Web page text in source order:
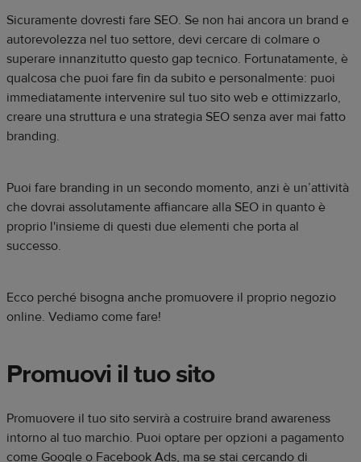
Sicuramente dovresti fare SEO. Se non hai ancora un brand e
autorevolezza nel tuo settore, devi cercare di colmare o
superare innanzitutto questo gap tecnico. Fortunatamente, è
qualcosa che puoi fare fin da subito e personalmente: puoi
immediatamente intervenire sul tuo sito web e ottimizzarlo,
creare una struttura e una strategia SEO senza aver mai fatto
branding.
Puoi fare branding in un secondo momento, anzi è un’attività
che dovrai assolutamente affiancare alla SEO in quanto è
proprio l'insieme di questi due elementi che porta al
successo.
Ecco perché bisogna anche promuovere il proprio negozio
online. Vediamo come fare!
Promuovi il tuo sito
Promuovere il tuo sito servirà a costruire brand awareness
intorno al tuo marchio. Puoi optare per opzioni a pagamento
come Google o Facebook Ads, ma se stai cercando di